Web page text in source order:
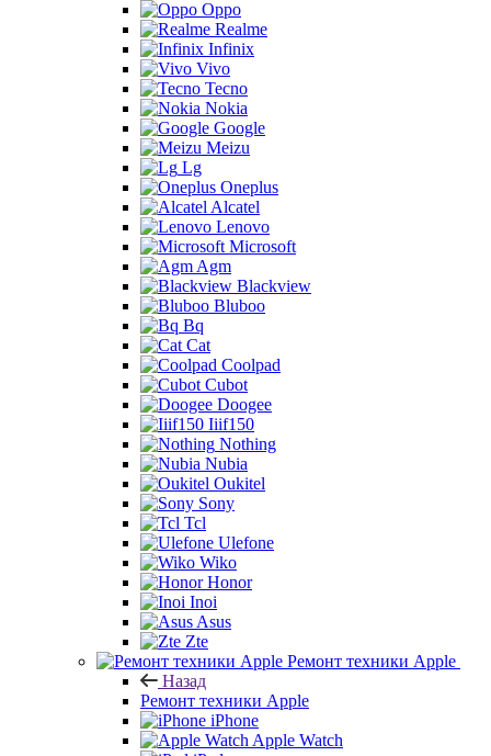
Oppo
Realme
Infinix
Vivo
Tecno
Nokia
Google
Meizu
Lg
Oneplus
Alcatel
Lenovo
Microsoft
Agm
Blackview
Bluboo
Bq
Cat
Coolpad
Cubot
Doogee
Iiif150
Nothing
Nubia
Oukitel
Sony
Tcl
Ulefone
Wiko
Honor
Inoi
Asus
Zte
Ремонт техники Apple
Назад
Ремонт техники Apple
iPhone
Apple Watch